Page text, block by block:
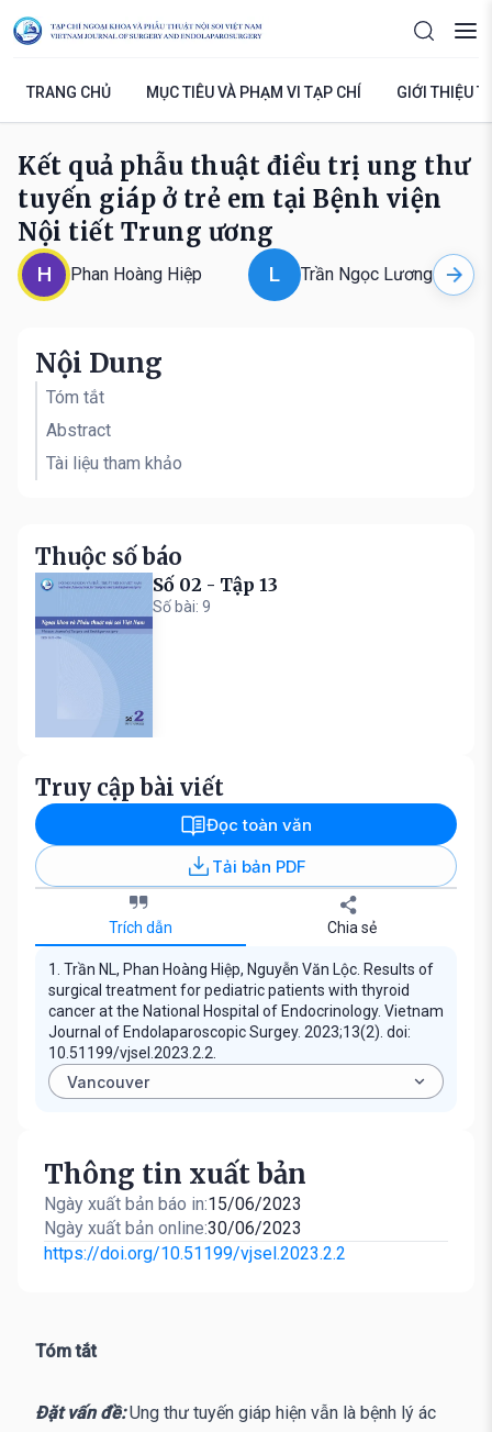
TRANG CHỦ MỤC TIÊU VÀ PHẠM VI TẠP CHÍ GIỚI THIỆU
Kết quả phẫu thuật điều trị ung thư
tuyến giáp ở trẻ em tại Bệnh viện
Nội tiết Trung ương
H Phan Hoàng Hiệp L Trần Ngọc Lương
Thuộc số báo
Số 02 - Tập 13
Số bài: 9
Nội Dung
Tóm tắt
Abstract
Tài liệu tham khảo
Truy cập bài viết
Đọc toàn văn
Tải bản PDF
Trích dẫn Chia sẻ
1. Trần NL, Phan Hoàng Hiệp, Nguyễn Văn Lộc. Results of
surgical treatment for pediatric patients with thyroid
cancer at the National Hospital of Endocrinology. Vietnam
Journal of Endolaparoscopic Surgey. 2023;13(2). doi:
10.51199/vjsel.2023.2.2.
Thông tin xuất bản
Ngày xuất bản báo in:15/06/2023
Ngày xuất bản online:30/06/2023
https://doi.org/10.51199/vjsel.2023.2.2
Tóm tắt
Đặt vấn đề: Ung thư tuyến giáp hiện vẫn là bệnh lý ác